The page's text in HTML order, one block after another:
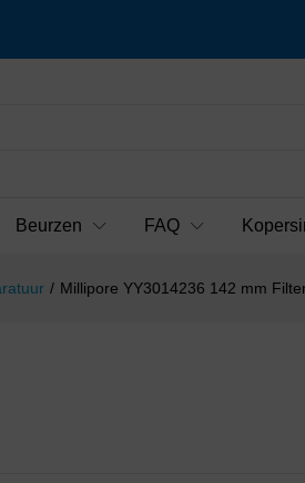
Beurzen FAQ
/ Millipore YY3014236 142 mm